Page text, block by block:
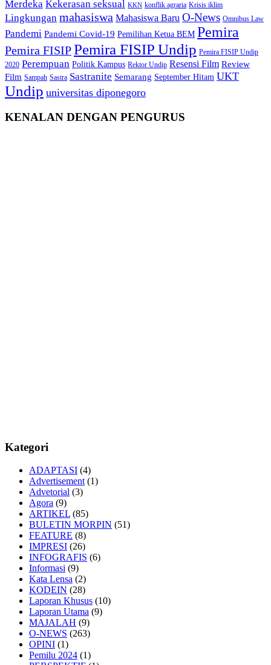
Merdeka Kekerasan seksual KKN konflik agraria Krisis iklim
Lingkungan mahasiswa Mahasiswa Baru O-News Omnibus Law
Pandemi Pandemi Covid-19 Pemilihan Ketua BEM Pemira
Pemira FISIPPemira FISIP Undip Pemira FISIP Undip
2020 Perempuan Politik Kampus Rektor Undip Resensi Film Review
Film Sampah Sastra Sastranite Semarang September Hitam UKT
Undip universitas diponegoro
KENALAN DENGAN PENGURUS
Kategori
ADAPTASI (4)
Advertisement(1)
Advetorial (3)
Agora (9)
ARTIKEL (85)
BULETIN MORPIN (51)
FEATURE (8)
IMPRESI (26)
INFOGRAFIS (6)
Informasi (9)
Kata Lensa (2)
KODEIN (28)
Laporan Khusus (10)
Laporan Utama (9)
MAJALAH (9)
O-NEWS (263)
OPINI (1)
Pemilu 2024 (1)